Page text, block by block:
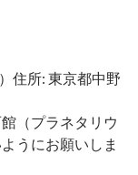
住所: 東京都中野
（プラネタリウ
うにお願いしま